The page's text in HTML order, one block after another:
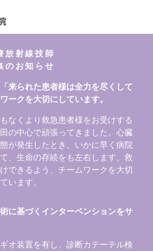
放射線技師
のお知らせ
来られた患者様は全力を尽くして
ークを大切にしています。
なくより救急患者様をお受けする
の中心で頑張ってきました。心臓
が発生したとき、いかに早く病院
、生命の存続をも左右します。救
できるよう、チームワークを大切
います。
に基づくインターベンションをサ
オ装置を有し、診断カテーテル検